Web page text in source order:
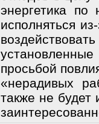
энергетика по
исполняться
просьбой
«нерадивых
также не будет